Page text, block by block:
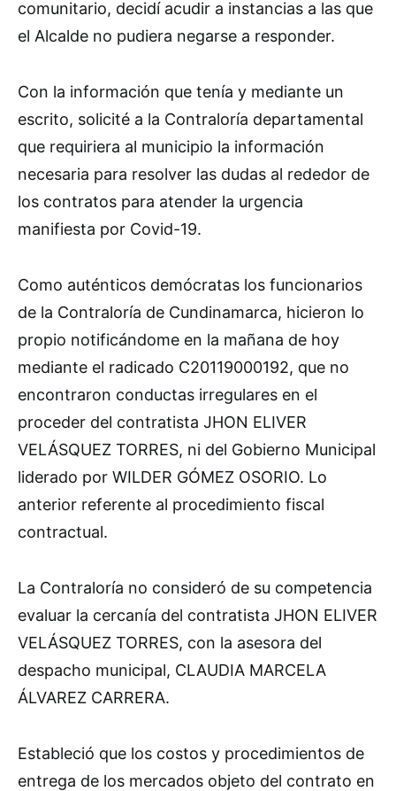
comunitario, decidí acudir a instancias a las que
el Alcalde no pudiera negarse a responder.
Con la información que tenía y mediante un
escrito, solicité a la Contraloría departamental
que requiriera al municipio la información
necesaria para resolver las dudas al rededor de
los contratos para atender la urgencia
manifiesta por Covid-19.
Como auténticos demócratas los funcionarios
de la Contraloría de Cundinamarca, hicieron lo
propio notificándome en la mañana de hoy
mediante el radicado C20119000192, que no
encontraron conductas irregulares en el
proceder del contratista JHON ELIVER
VELÁSQUEZ TORRES, ni del Gobierno Municipal
liderado por WILDER GÓMEZ OSORIO. Lo
anterior referente al procedimiento fiscal
contractual.
La Contraloría no consideró de su competencia
evaluar la cercanía del contratista JHON ELIVER
VELÁSQUEZ TORRES, con la asesora del
despacho municipal, CLAUDIA MARCELA
ÁLVAREZ CARRERA.
Estableció que los costos y procedimientos de
entrega de los mercados objeto del contrato en